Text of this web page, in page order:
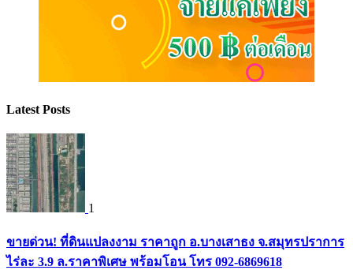
Latest Posts
1
ขายด่วน! ที่ดินแปลงงาม ราคาถูก อ.บางเสาธง จ.สมุทรปราการ
ไร่ละ 3.9 ล.ราคาพิเศษ พร้อมโอน โทร 092-6869618